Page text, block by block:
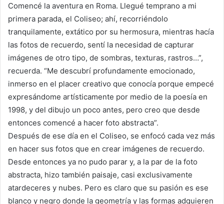
Comencé la aventura en Roma. Llegué temprano a mi
primera parada, el Coliseo; ahí, recorriéndolo
tranquilamente, extático por su hermosura, mientras hacía
las fotos de recuerdo, sentí la necesidad de capturar
imágenes de otro tipo, de sombras, texturas, rastros…”,
recuerda. “Me descubrí profundamente emocionado,
inmerso en el placer creativo que conocía porque empecé
expresándome artísticamente por medio de la poesía en
1998, y del dibujo un poco antes, pero creo que desde
entonces comencé a hacer foto abstracta”.
Después de ese día en el Coliseo, se enfocó cada vez más
en hacer sus fotos que en crear imágenes de recuerdo.
Desde entonces ya no pudo parar y, a la par de la foto
abstracta, hizo también paisaje, casi exclusivamente
atardeceres y nubes. Pero es claro que su pasión es ese
blanco y negro donde la geometría y las formas adquieren